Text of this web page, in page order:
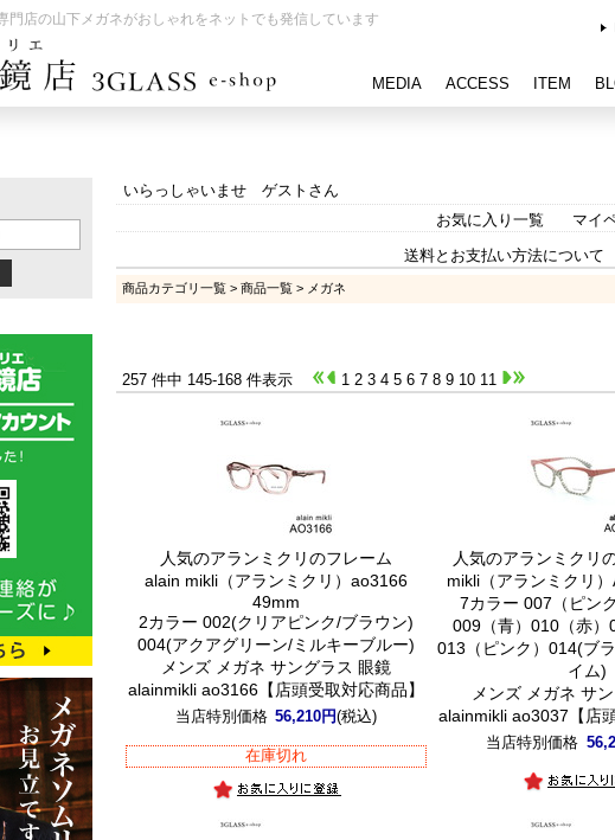
門店の山下メガネがおしゃれをネットでも発信しています
MEDIA ACCESS ITEM
いらっしゃいませ ゲストさん
お気に入り一覧
マイ
送料とお支払い方法について
商品カテゴリ一覧 > 商品一覧 > メガネ
257 件中 145-168 件表示 1 2 3 4 5 6 7 8 9 10 11
人気のアランミクリのフレーム
alain mikli（アランミクリ）ao3166
49mm
2カラー 002(クリアピンク/ブラウン)
004(アクアグリーン/ミルキーブルー)
メンズ メガネ サングラス 眼鏡
alainmikli ao3166【店頭受取対応商品】
当店特別価格 56,210円(税込)
在庫切れ
人気のアランミクリ
mikli（アランミクリ
7カラー 007（ピン
009（青）010（赤）
013（ピンク）014(ブ
イム)
メンズ メガネ サ
alainmikli ao3037【店
当店特別価格